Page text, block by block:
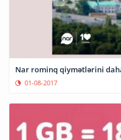
Nar rominq qiymətlərini
01-08-2017